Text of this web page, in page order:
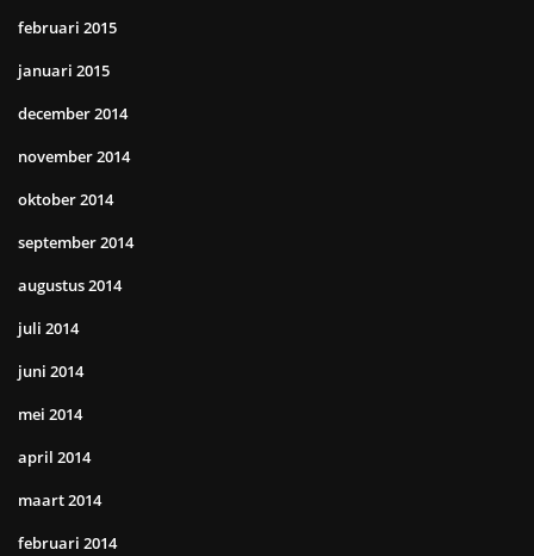
februari 2015
januari 2015
december 2014
november 2014
oktober 2014
september 2014
augustus 2014
juli 2014
juni 2014
mei 2014
april 2014
maart 2014
februari 2014